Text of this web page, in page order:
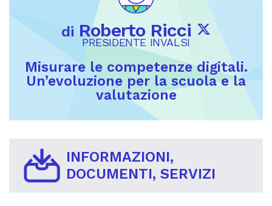
di Roberto Ricci
PRESIDENTE INVALSI
Misurare le competenze digitali.
Un’evoluzione per la scuola e la
valutazione
INFORMAZIONI,
DOCUMENTI, SERVIZI